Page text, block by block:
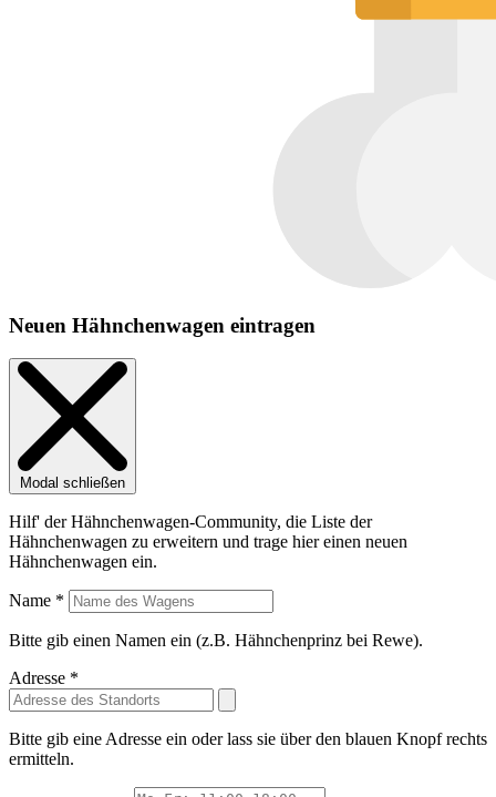
Neuen Hähnchenwagen eintragen
Modal schließen
Hilf' der Hähnchenwagen-Community, die Liste der
Hähnchenwagen zu erweitern und trage hier einen neuen
Hähnchenwagen ein.
Name *
Bitte gib einen Namen ein (z.B. Hähnchenprinz bei Rewe).
Adresse *
Bitte gib eine Adresse ein oder lass sie über den blauen Knopf rechts
ermitteln.